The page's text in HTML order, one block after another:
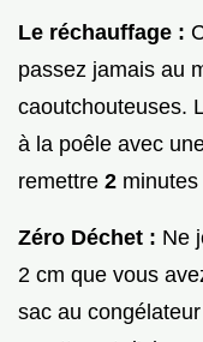
Le réchauffage :
passez jamais au
caoutchouteuses.
à la poêle avec
remettre 2
Zéro Déchet : Ne
2 cm que vous
sac au